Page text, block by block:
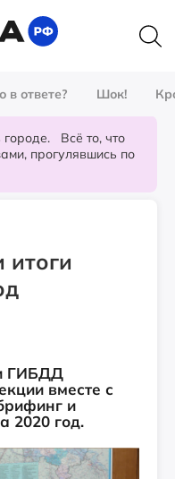
в ответе? Шок!
городе. Всё то, что
прогулявшись по
ГИБДД
вместе с
и
2020 год.